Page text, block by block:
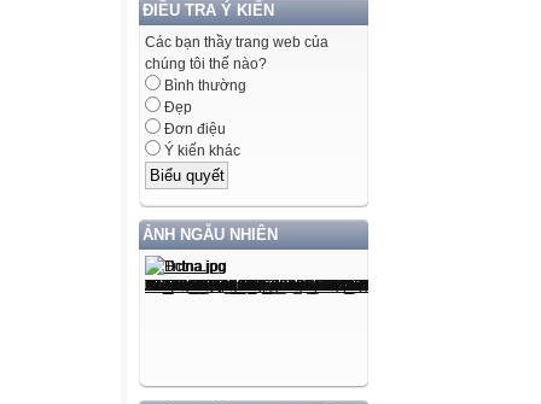
ĐIỀU TRA Ý KIẾN
Các bạn thầy trang web của
chúng tôi thế nào?
Bình thường
Đẹp
Đơn điệu
Ý kiến khác
ẢNH NGẪU NHIÊN